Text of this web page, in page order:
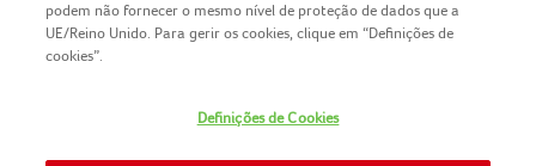
COPYRIGHT IGLO PORTUGAL 2025
podem não fornecer o mesmo nível de proteção de dados que a
UE/Reino Unido. Para gerir os cookies, clique em “Definições de
cookies”.
Definições de Cookies